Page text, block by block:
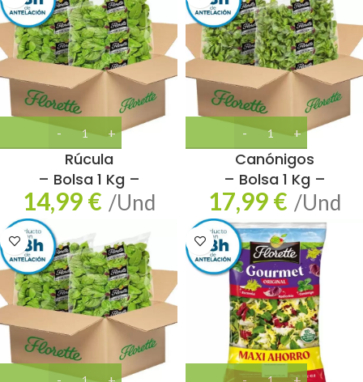
Rúcula
– Bolsa 1 Kg –
14,99€ /Und
Canónigos
– Bolsa 1 Kg –
17,99€ /Und